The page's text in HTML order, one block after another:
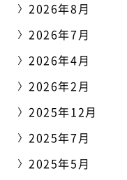
2026年8月
2026年7月
2026年4月
2026年2月
2025年12月
2025年7月
2025年5月